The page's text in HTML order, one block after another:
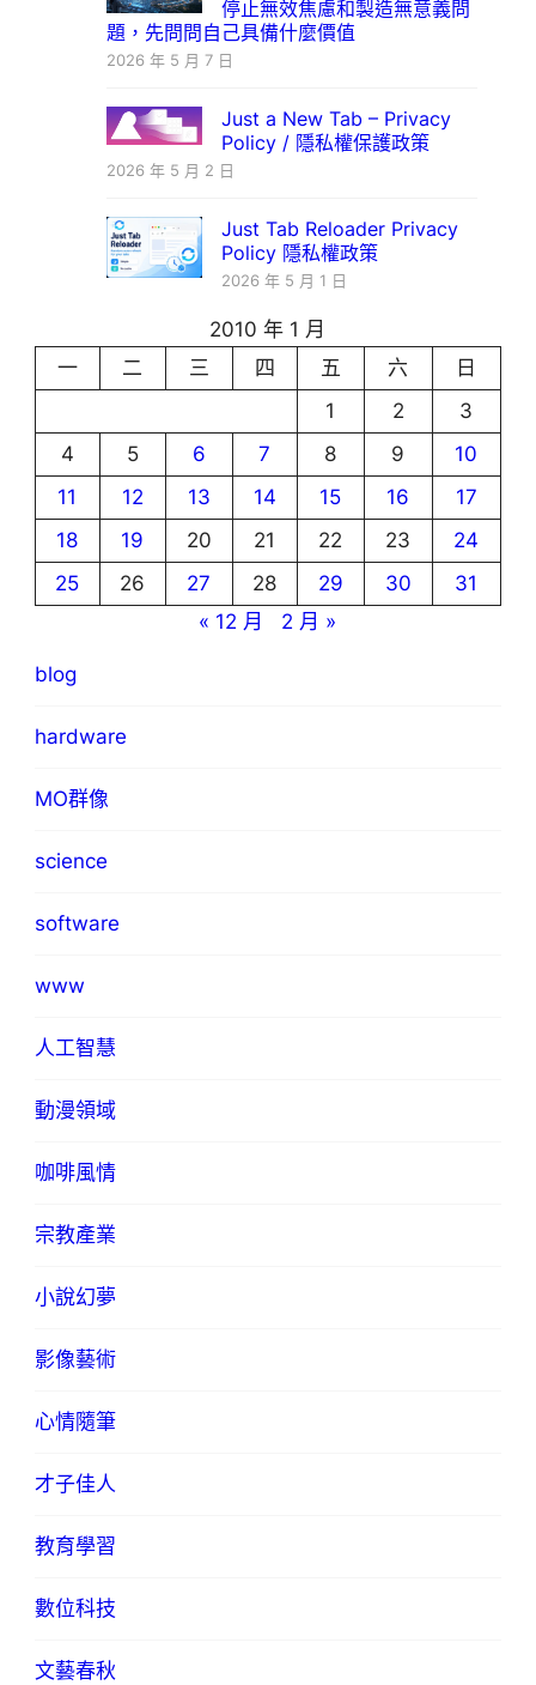
停止無效焦慮和製造無意義問
題，先問問自己具備什麼價值
2026 年 5 月 7 日
Just a New Tab – Privacy
Policy / 隱私權保護政策
2026 年 5 月 2 日
Just Tab Reloader Privacy
Policy 隱私權政策
2026 年 5 月 1 日
2010 年 1 月
一
二 三 四 五 六
日
1
2
3
4
5 6 7 8 9
10
11
12 13 14 15 16
17
18
19 20 21 22 23
24
25
26 27 28 29 30
31
« 12 月
2 月 »
blog
hardware
MO群像
science
software
www
人工智慧
動漫領域
咖啡風情
宗教產業
小說幻夢
影像藝術
心情隨筆
才子佳人
教育學習
數位科技
文藝春秋